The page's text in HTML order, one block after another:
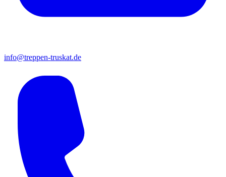
info@treppen-truskat.de